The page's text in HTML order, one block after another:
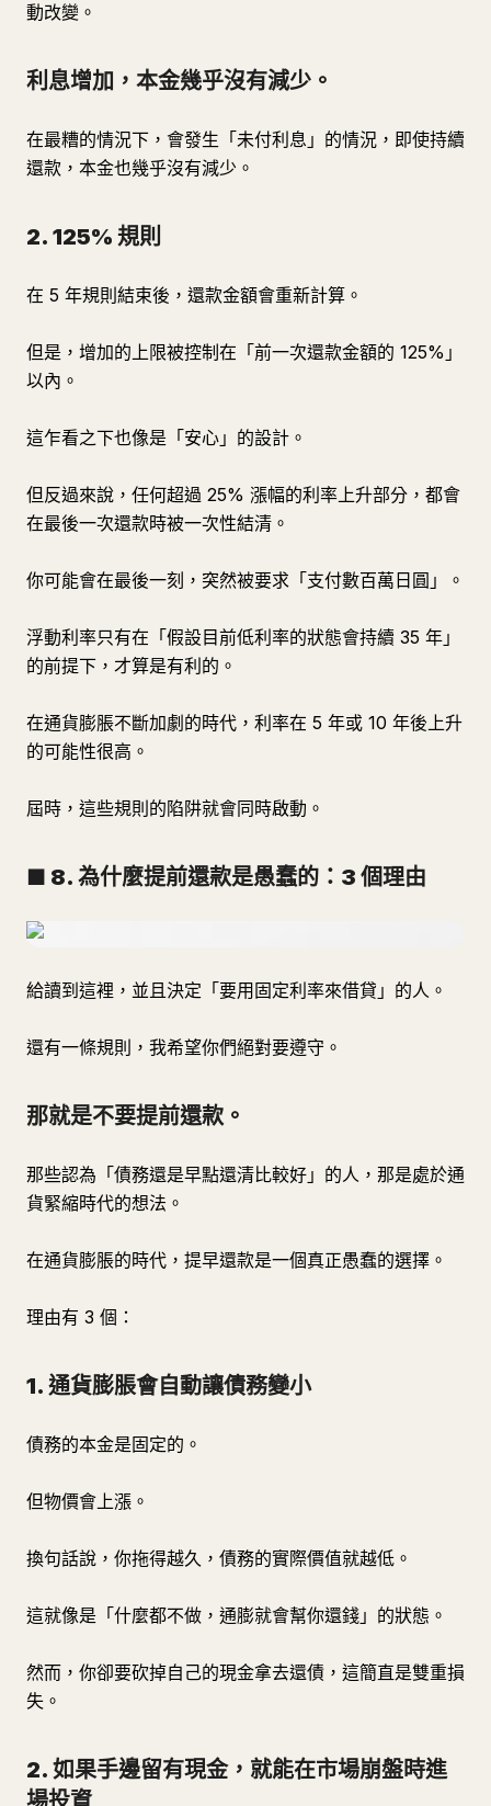
動改變。
利息增加，本金幾乎沒有減少。
在最糟的情況下，會發生「未付利息」的情況，即使持續
還款，本金也幾乎沒有減少。
2. 125% 規則
在 5 年規則結束後，還款金額會重新計算。
但是，增加的上限被控制在「前一次還款金額的 125%」
以內。
這乍看之下也像是「安心」的設計。
但反過來說，任何超過 25% 漲幅的利率上升部分，都會
在最後一次還款時被一次性結清。
你可能會在最後一刻，突然被要求「支付數百萬日圓」。
浮動利率只有在「假設目前低利率的狀態會持續 35 年」
的前提下，才算是有利的。
在通貨膨脹不斷加劇的時代，利率在 5 年或 10 年後上升
的可能性很高。
屆時，這些規則的陷阱就會同時啟動。
■ 8. 為什麼提前還款是愚蠢的：3 個理由
給讀到這裡，並且決定「要用固定利率來借貸」的人。
還有一條規則，我希望你們絕對要遵守。
那就是不要提前還款。
那些認為「債務還是早點還清比較好」的人，那是處於通
貨緊縮時代的想法。
在通貨膨脹的時代，提早還款是一個真正愚蠢的選擇。
理由有 3 個：
1. 通貨膨脹會自動讓債務變小
債務的本金是固定的。
但物價會上漲。
換句話說，你拖得越久，債務的實際價值就越低。
這就像是「什麼都不做，通膨就會幫你還錢」的狀態。
然而，你卻要砍掉自己的現金拿去還債，這簡直是雙重損
失。
2. 如果手邊留有現金，就能在市場崩盤時進
場投資